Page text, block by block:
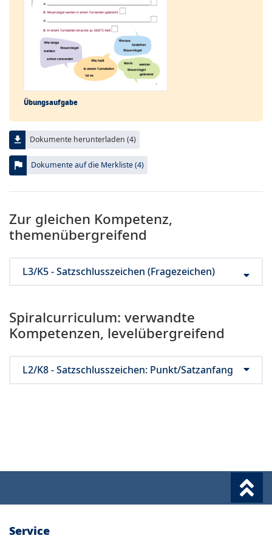
Übungs­aufgabe
file_download Dokumente herunterladen (4)
flag Dokumente auf die Merkliste (4)
Zur gleichen Kompetenz,
themenübergreifend
L3/K5 - Satzschlusszeichen (Fragezeichen)
Spiralcurriculum: verwandte
Kompetenzen, levelübergreifend
L2/K8 - Satzschlusszeichen: Punkt/Satzanfang
Service